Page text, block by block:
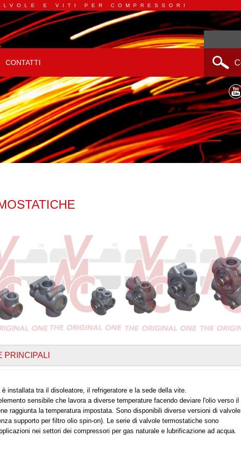
E VITI PER COMPRESSORI
CONTATTI
PRINCIPALI
installata tra il disoleatore, il refrigeratore e la sede della vite.
sensibile che lavora a diverse temperature facendo deviare l'olio verso il
raggiunta la temperatura impostata. Sono disponibili diverse versioni di valvole
supporto per filtro olio spin-on). Le serie di valvole termostatiche sono
nei settori dei compressori per gas naturale e lubrificazione ad acqua.